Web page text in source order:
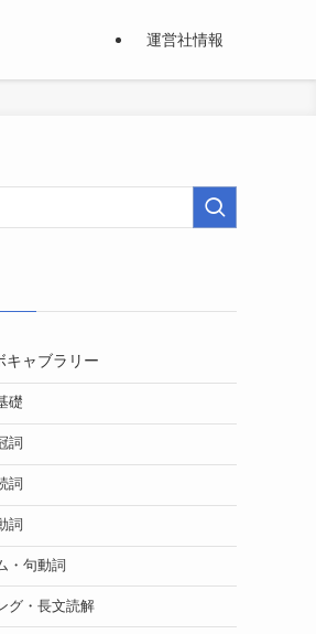
運営社情報
キャブラリー
礎
詞
詞
詞
・句動詞
グ・長文読解